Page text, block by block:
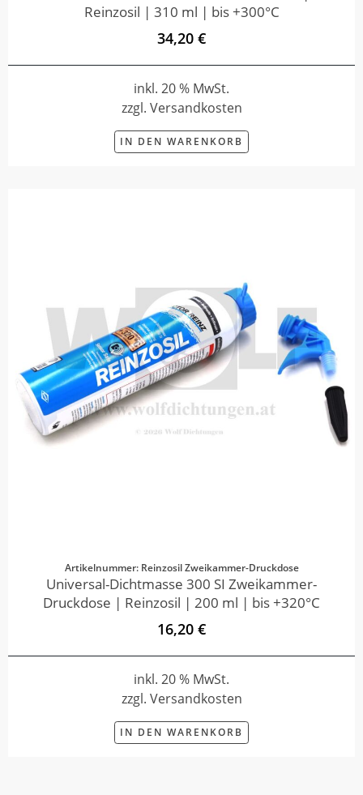
Reinzosil | 310 ml | bis +300°C
34,20 €
inkl. 20 % MwSt.
zzgl. Versandkosten
IN DEN WARENKORB
Artikelnummer: Reinzosil Zweikammer-Druckdose
Universal-Dichtmasse 300 SI Zweikammer-
Druckdose | Reinzosil | 200 ml | bis +320°C
16,20 €
inkl. 20 % MwSt.
zzgl. Versandkosten
IN DEN WARENKORB